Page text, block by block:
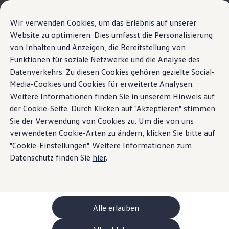
Wir verwenden Cookies, um das Erlebnis auf unserer
Website zu optimieren. Dies umfasst die Personalisierung
von Inhalten und Anzeigen, die Bereitstellung von
Funktionen für soziale Netzwerke und die Analyse des
Datenverkehrs. Zu diesen Cookies gehören gezielte Social-
Media-Cookies und Cookies für erweiterte Analysen.
Weitere Informationen finden Sie in unserem Hinweis auf
der Cookie-Seite. Durch Klicken auf "Akzeptieren" stimmen
Sie der Verwendung von Cookies zu. Um die von uns
verwendeten Cookie-Arten zu ändern, klicken Sie bitte auf
"Cookie-Einstellungen". Weitere Informationen zum
Datenschutz finden Sie hier.
Alle erlauben
Passa al
contenuto
principale
Vai a
piè di
pagina
La nuova ID. Polo
Highlight Dettagli ed equipaggiamenti
La sua configurazione
Modelli speciali UNITED
Consulenza e acquisto
Offerte attuali
Clienti aziendali e flotte
Veicoli in pronta consegna
Occasioni
Finanziamento
Calcolatore di leasing
Elettromobilità
Costi e finanziamenti
Ricarica e autonomia
Ricaricare a casa
Ricaricare fuori casa
Ricarica bidirezionale
Soluzione di energia rinnovabile: Helion
ChargeOn
Tecnologia e batteria
Come funziona il sistema di batterie dei
Home Modelli e configuratore Nuova ID. Polo
Cosa si nasconde nella
Dettagli ed
Interni
Il viaggio inizia non
appena si sale a bordo.